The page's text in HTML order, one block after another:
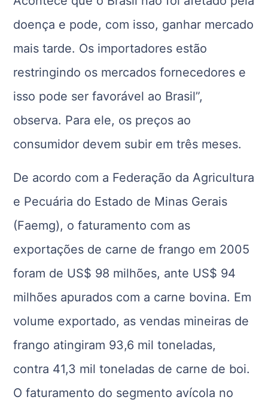
doença e pode, com isso, ganhar mercado
mais tarde. Os importadores estão
restringindo os mercados fornecedores e
isso pode ser favorável ao Brasil”,
observa. Para ele, os preços ao
consumidor devem subir em três meses.
De acordo com a Federação da Agricultura
e Pecuária do Estado de Minas Gerais
(Faemg), o faturamento com as
exportações de carne de frango em 2005
foram de US$ 98 milhões, ante US$ 94
milhões apurados com a carne bovina. Em
volume exportado, as vendas mineiras de
frango atingiram 93,6 mil toneladas,
contra 41,3 mil toneladas de carne de boi.
O faturamento do segmento avícola no